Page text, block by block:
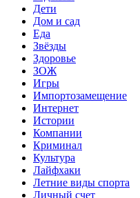
Дети
Дом и сад
Еда
Звёзды
Здоровье
ЗОЖ
Игры
Импортозамещение
Интернет
Истории
Компании
Криминал
Культура
Лайфхаки
Летние виды спорта
Личный счет